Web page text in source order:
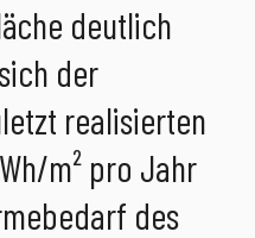
deutlich
der
realisierten
m² pro Jahr
des